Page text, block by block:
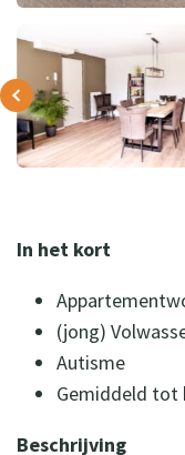
In het kort
(jong)
Autisme
Gemiddeld tot
Beschrijving